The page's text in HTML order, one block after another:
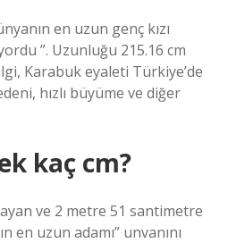
en uzun genç kızı
”. Uzunluğu 215.16 cm
Karabuk eyaleti Türkiye’de
hızlı büyüme ve diğer
kaç cm?
ve 2 metre 51 santimetre
en uzun adamı” unvanını